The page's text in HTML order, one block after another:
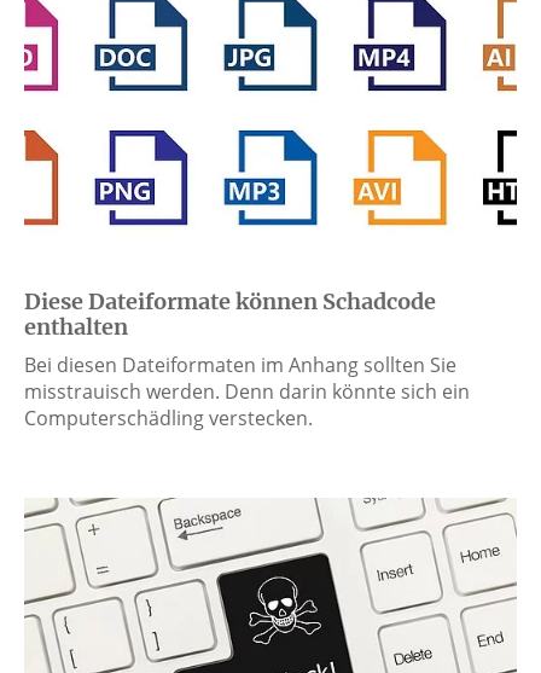
Diese Dateiformate können Schadcode
enthalten
Bei diesen Dateiformaten im Anhang sollten Sie
misstrauisch werden. Denn darin könnte sich ein
Computerschädling verstecken.